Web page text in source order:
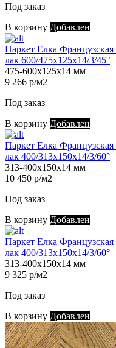
Под заказ
В корзину Добавлен
Паркет Елка
лак 600/475х125х14/3/45°
475-600х125х14 мм
9 266 р/м2
Под заказ
В корзину Добавлен
Паркет Елка
лак 400/313х150х14/3/60°
313-400х150х14 мм
10 450 р/м2
Под заказ
В корзину Добавлен
Паркет Елка
лак 400/313х150х14/3/60°
313-400х150х14 мм
9 325 р/м2
Под заказ
В корзину Добавлен